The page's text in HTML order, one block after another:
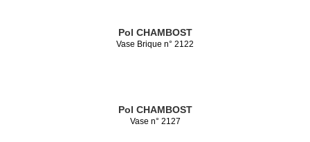
Pol CHAMBOST
Vase Brique n° 2122
Pol CHAMBOST
Vase n° 2127